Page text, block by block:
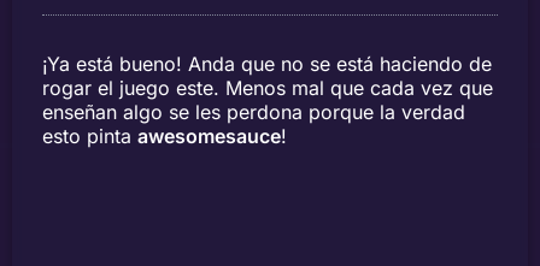
¡Ya está bueno! Anda que no se está haciendo de
rogar el juego este. Menos mal que cada vez que
enseñan algo se les perdona porque la verdad
esto pinta awesomesauce!